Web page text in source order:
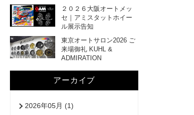
２０２６大阪オートメッ
セ｜アミスタットホイー
ル展示告知
東京オートサロン2026 ご
来場御礼 KUHL &
ADMIRATION
アーカイブ
2026年05月 (1)